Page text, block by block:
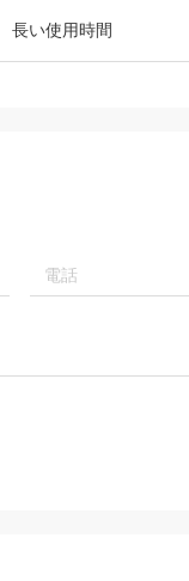
長い使用時間